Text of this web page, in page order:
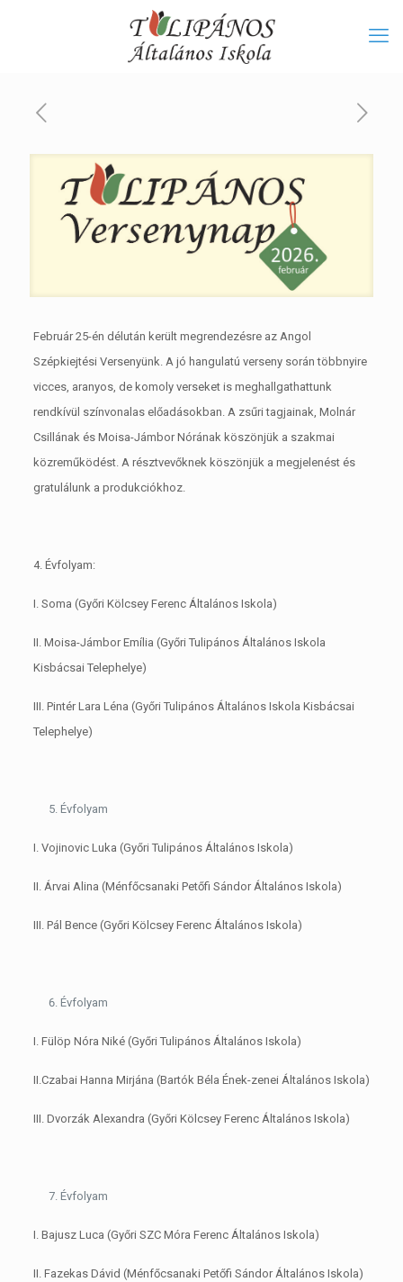
Február 25-én délután került megrendezésre az Angol
Szépkiejtési Versenyünk. A jó hangulatú verseny során többnyire
vicces, aranyos, de komoly verseket is meghallgathattunk
rendkívül színvonalas előadásokban. A zsűri tagjainak, Molnár
Csillának és Moisa-Jámbor Nórának köszönjük a szakmai
közreműködést. A résztvevőknek köszönjük a megjelenést és
gratulálunk a produkciókhoz.
4. Évfolyam:
I. Soma (Győri Kölcsey Ferenc Általános Iskola)
II. Moisa-Jámbor Emília (Győri Tulipános Általános Iskola
Kisbácsai Telephelye)
III. Pintér Lara Léna (Győri Tulipános Általános Iskola Kisbácsai
Telephelye)
Évfolyam
I. Vojinovic Luka (Győri Tulipános Általános Iskola)
II. Árvai Alina (Ménfőcsanaki Petőfi Sándor Általános Iskola)
III. Pál Bence (Győri Kölcsey Ferenc Általános Iskola)
Évfolyam
I. Fülöp Nóra Niké (Győri Tulipános Általános Iskola)
II.Czabai Hanna Mirjána (Bartók Béla Ének-zenei Általános Iskola)
III. Dvorzák Alexandra (Győri Kölcsey Ferenc Általános Iskola)
Évfolyam
I. Bajusz Luca (Győri SZC Móra Ferenc Általános Iskola)
II. Fazekas Dávid (Ménfőcsanaki Petőfi Sándor Általános Iskola)